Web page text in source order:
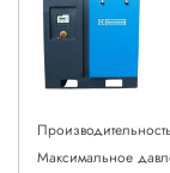
Максимальное